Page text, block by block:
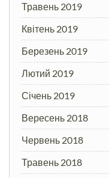
Травень 2019
Квітень 2019
Березень 2019
Лютий 2019
Січень 2019
Вересень 2018
Червень 2018
Травень 2018